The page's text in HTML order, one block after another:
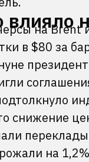
влияло
на Brent
в $80 за
снижение
на